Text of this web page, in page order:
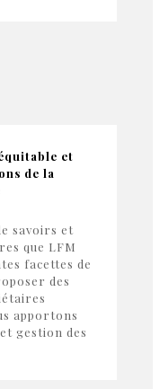
et
de la
savoirs et
que LFM
facettes de
des
apportons
gestion des